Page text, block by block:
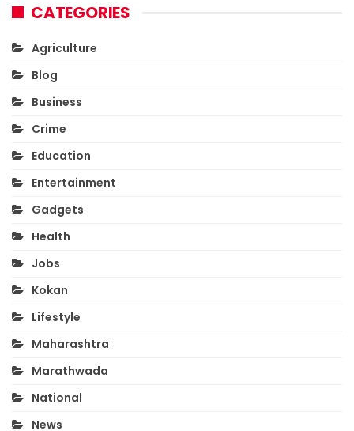
CATEGORIES
Agriculture
Blog
Business
Crime
Education
Entertainment
Gadgets
Health
Jobs
Kokan
Lifestyle
Maharashtra
Marathwada
National
News